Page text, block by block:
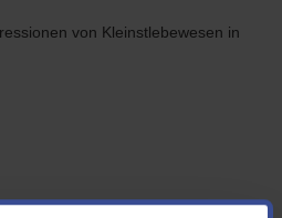
von Kleinstlebewesen in